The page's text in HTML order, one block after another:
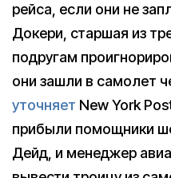
рейса, если они не
Докери, старшая из
подругам
они зашли в самолет
уточняет New York
прибыли помощники
Дейд, и менеджер